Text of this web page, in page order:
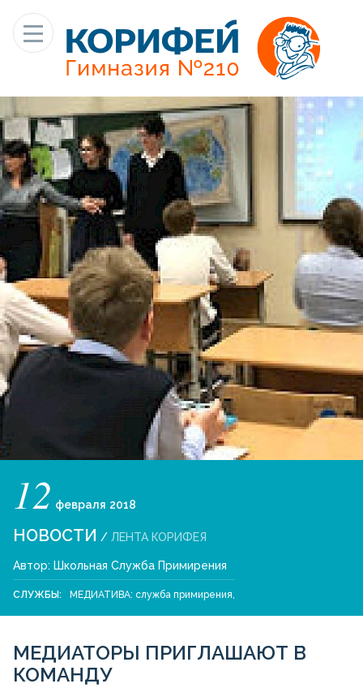
12 февраля 2018
НОВОСТИ / ЛЕНТА КОРИФЕЯ
Автор: Школьная Служба Примирения
СЛУЖБЫ: МЕДИАТИВА: служба примирения,
МЕДИАТОРЫ ПРИГЛАШАЮТ В
КОМАНДУ